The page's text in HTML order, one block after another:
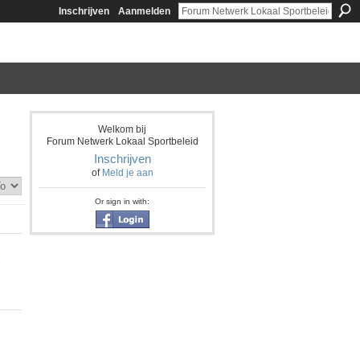
Inschrijven Aanmelden
Welkom bij
Forum Netwerk Lokaal Sportbeleid
Inschrijven
of Meld je aan
Or sign in with: